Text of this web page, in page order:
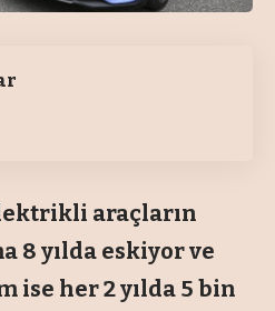
araçların
8 yılda eskiyor ve
ise her 2 yılda 5 bin